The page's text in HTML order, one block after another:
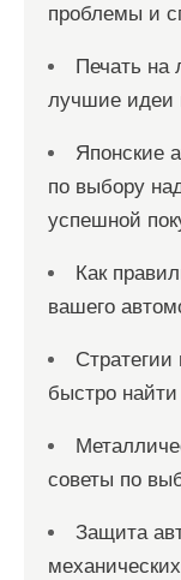
проблемы и
Печать на
лучшие идеи
Японские
по выбору
успешной
Как
вашего
быстро найти
советы по
Защита